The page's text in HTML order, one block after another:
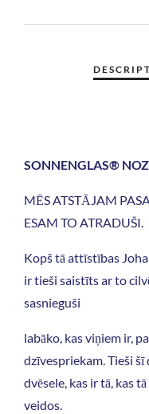
SONNENGLAS®
MĒS ATSTĀJAM
ESAM TO ATRADUŠI.
Kopš tā attīstības
ir tieši saistīts ar to
sasnieguši
labāko, kas viņiem ir,
dzīvespriekam. Tieši
dvēsele, kas ir tā, kas
veidos.